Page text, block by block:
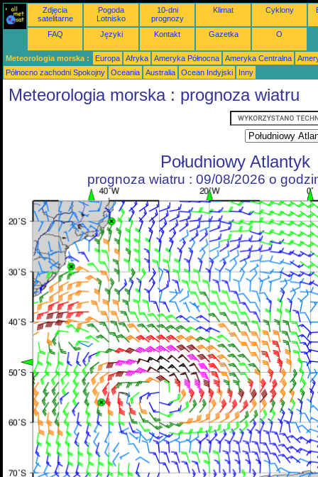
Zdjęcia
satelitarne
Pogoda
Lotnisko
10-dni
prognozy
Klimat Cyklony
FAQ Języki Kontakt Gazetka O
Meteorologia morska : Europa Afryka Ameryka Północna Ameryka Centralna
Północno zachodni Spokojny
Oceania Australia Ocean Indyjski Inny
Meteorologia morska : prognoza wiatru
Południowy Atlantyk
prognoza wiatru : 09/08/2026 o